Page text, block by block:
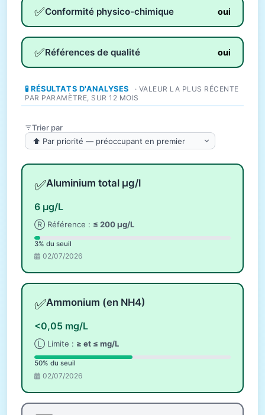
✅Conformité physico-chimique oui
✅Références de qualité oui
🧪 RÉSULTATS D'ANALYSES
· VALEUR LA PLUS RÉCENTE
PAR PARAMÈTRE, SUR 12 MOIS
Trier par
✅Aluminium total µg/l
6 µg/L
Ⓡ Référence : ≤ 200 µg/L
3% du seuil
02/07/2026
✅Ammonium (en NH4)
<0,05 mg/L
Ⓛ Limite : ≥ et ≤ mg/L
50% du seuil
02/07/2026